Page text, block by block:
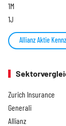
1M
1J
Allianz Aktie
Zurich Insurance
Generali
Allianz